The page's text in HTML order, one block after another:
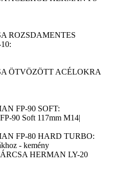
ROZSDAMENTES
ÖTVÖZÖTT ACÉLOKRA
FP-90 SOFT:
90 Soft 117mm M14|
FP-80 HARD TURBO:
- kemény
HERMAN LY-20